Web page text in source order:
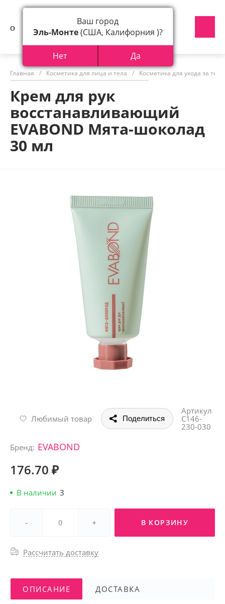
Главная / Косметика для лица и тела / Косметика для ухода за
Крем для рук
восстанавливающий
EVABOND Мята-шоколад
30 мл
Любимый товар Поделиться
Артикул
С146-
230-030
Бренд: EVABOND
176.70 ₽
В наличии 3
- + В КОРЗИНУ
Рассчитать доставку
ОПИСАНИЕ ДОСТАВКА
Ваш город
Эль-Монте(США, Калифорния )?
Нет Да